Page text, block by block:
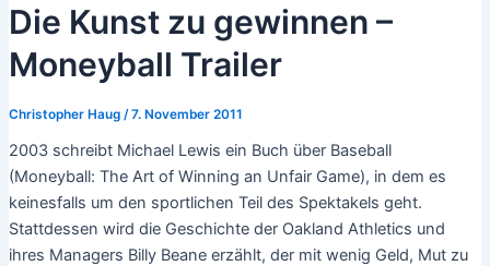
Die Kunst zu gewinnen –
Moneyball Trailer
Christopher Haug /7. November 2011
2003 schreibt Michael Lewis ein Buch über Baseball
(Moneyball: The Art of Winning an Unfair Game), in dem es
keinesfalls um den sportlichen Teil des Spektakels geht.
Stattdessen wird die Geschichte der Oakland Athletics und
ihres Managers Billy Beane erzählt, der mit wenig Geld, Mut zu